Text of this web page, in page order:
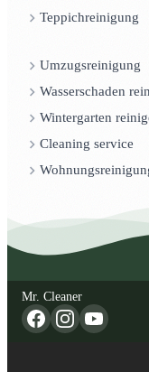
Teppichreinigung
Umzugsreinigung
Wasserschaden
Wintergarten
Cleaning service
Mr. Cleaner